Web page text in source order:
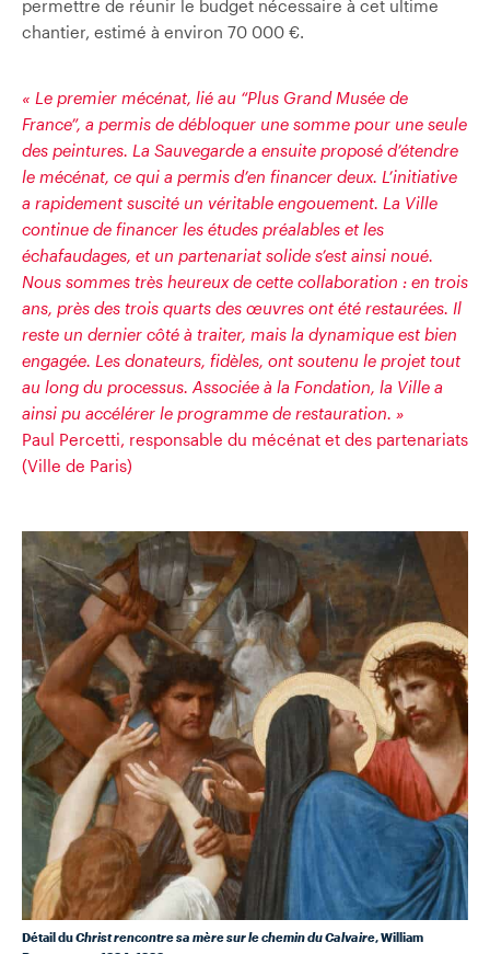
permettre de réunir le budget nécessaire à cet ultime
chantier, estimé à environ 70 000 €.
« Le premier mécénat, lié au “Plus Grand Musée de
France”, a permis de débloquer une somme pour une seule
des peintures. La Sauvegarde a ensuite proposé d’étendre
le mécénat, ce qui a permis d’en financer deux. L’initiative
a rapidement suscité un véritable engouement. La Ville
continue de financer les études préalables et les
échafaudages, et un partenariat solide s’est ainsi noué.
Nous sommes très heureux de cette collaboration : en trois
ans, près des trois quarts des œuvres ont été restaurées. Il
reste un dernier côté à traiter, mais la dynamique est bien
engagée. Les donateurs, fidèles, ont soutenu le projet tout
au long du processus. Associée à la Fondation, la Ville a
ainsi pu accélérer le programme de restauration. »
Paul Percetti, responsable du mécénat et des partenariats
(Ville de Paris)
Détail duChrist rencontre sa mère sur le chemin du Calvaire , William